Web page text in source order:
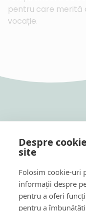
pentru care merită
vocație.
cu
Arany
Despre
site
Folosim cookie-uri
informații despre
pentru a oferi
pentru a